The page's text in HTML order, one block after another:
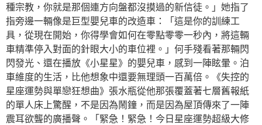
種宗教，你就是那個連方向盤都沒摸過的新信徒。」她指了
指旁邊一輛像是巨型嬰兒車的改造車：「這是你的訓練工
具，從現在開始，你得學會如何在零點零零一秒內，將這輛
車精準停入對面的針眼大小的車位裡。」何手殘看著那輛閃
閃發光、還在播放《小星星》的嬰兒車，感到一陣眩暈。泊
車維度的生活，比他想象中還要無理頭一百萬倍。《失控的
星座運勢與單戀狂想曲》張水瓶從他那張覆蓋著七層舊報紙
的單人床上驚醒，不是因為鬧鐘，而是因為屋頂傳來了一陣
震耳欲聾的廣播聲。「緊急！緊急！今日星座運勢超級大修